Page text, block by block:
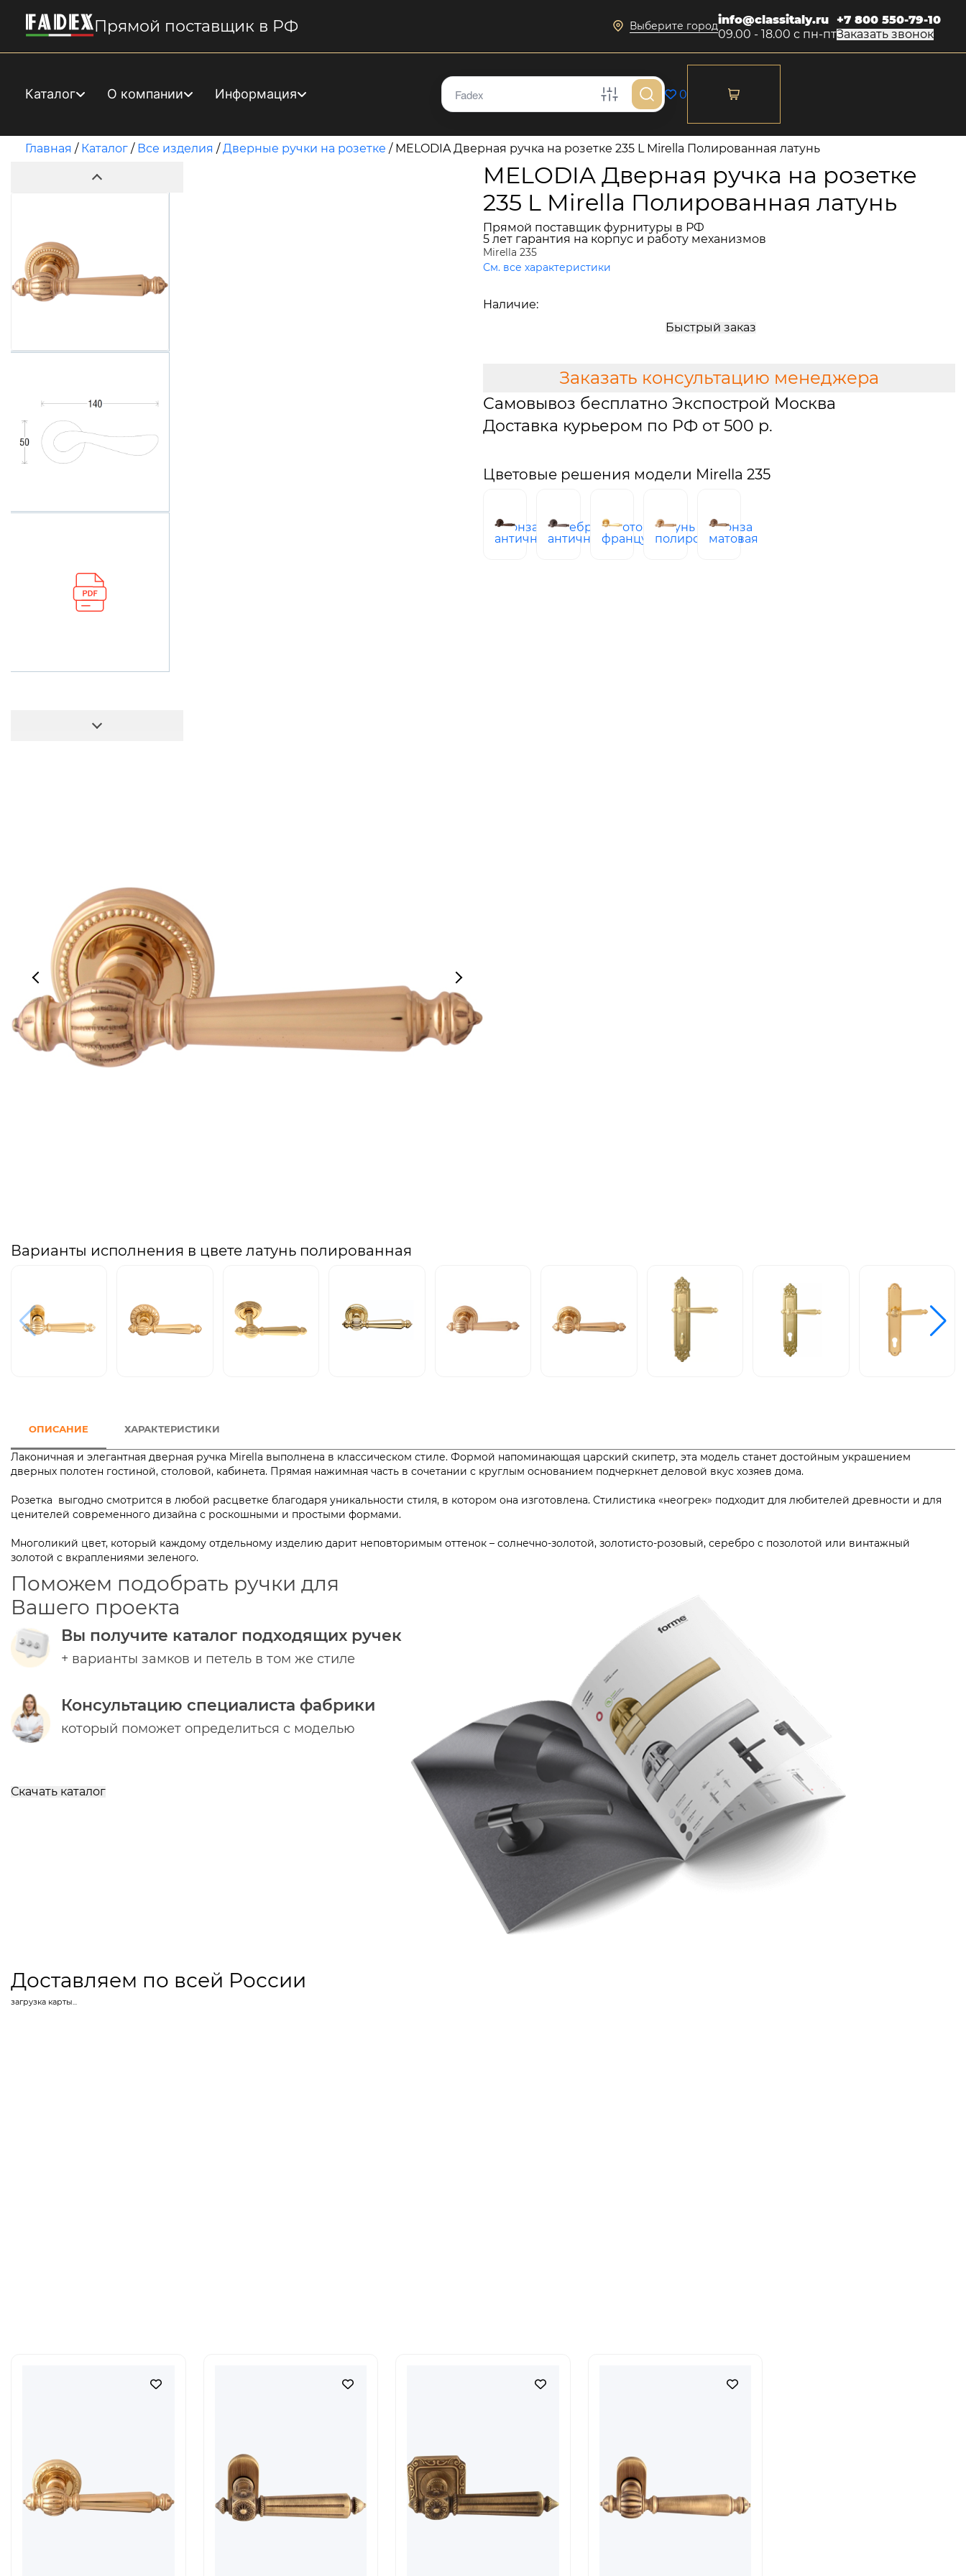
Прямой поставщик в РФ Выберите городinfo@classitaly.ru
09.00 - 18.00 с пн-пт
+7 800 550-79-10
Заказать звонок
Каталог О компании Информация 0
Главная / Каталог / Все изделия /Дверные ручки на розетке / MELODIA Дверная ручка на розетке 235 L Mirella Полированная латунь
MELODIA Дверная ручка на розетке
235 L Mirella Полированная латунь
Прямой поставщик фурнитуры в РФ
5 лет гарантия на корпус и работу механизмов
Mirella 235
См. все характеристики
Наличие:
Быстрый заказ
Заказать консультацию менеджера
Самовывоз бесплатно Экспострой Москва
Доставка курьером по РФ от 500 р.
Цветовые решения модели Mirella 235
бронза
античная
серебро
античное
золото
французское
латунь
полированная
бронза
матовая
Варианты исполнения в цвете латунь полированная
ОПИСАНИЕ ХАРАКТЕРИСТИКИ
Лаконичная и элегантная дверная ручка Mirella выполнена в классическом стиле. Формой напоминающая царский скипетр, эта модель станет достойным украшением
дверных полотен гостиной, столовой, кабинета. Прямая нажимная часть в сочетании с круглым основанием подчеркнет деловой вкус хозяев дома.
Розетка выгодно смотрится в любой расцветке благодаря уникальности стиля, в котором она изготовлена. Стилистика «неогрек» подходит для любителей древности и для
ценителей современного дизайна с роскошными и простыми формами.
Многоликий цвет, который каждому отдельному изделию дарит неповторимым оттенок – солнечно-золотой, золотисто-розовый, серебро с позолотой или винтажный
золотой с вкраплениями зеленого.
Поможем подобрать ручки для
Вашего проекта
Вы получите каталог подходящих ручек
+ варианты замков и петель в том же стиле
Консультацию специалиста фабрики
который поможет определиться с моделью
Скачать каталог
Доставляем по всей России
загрузка карты...